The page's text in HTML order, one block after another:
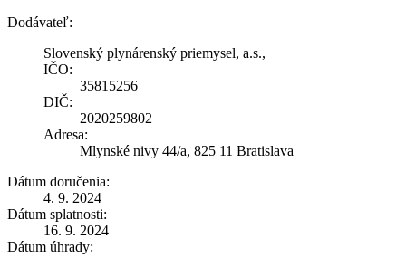
Dodávateľ:
Slovenský plynárenský priemysel, a.s.,
IČO:
35815256
DIČ:
2020259802
Adresa:
Mlynské nivy 44/a, 825 11 Bratislava
Dátum doručenia:
4. 9. 2024
Dátum splatnosti:
16. 9. 2024
Dátum úhrady: